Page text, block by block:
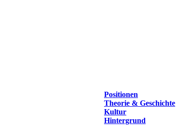
Positionen
Theorie & Geschichte
Kultur
Hintergrund